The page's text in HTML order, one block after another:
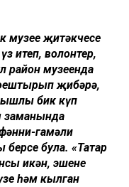
музее җитәкчесе
итеп, волонтер,
район музеенда
җибәрә,
бик күп
заманында
гамәли
була. «Татар
икән, эшеңне
һәм кылган